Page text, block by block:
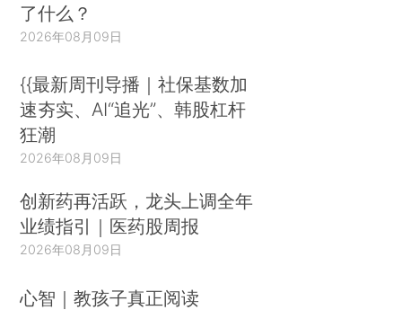
了什么？
2026年08月09日
{{最新周刊导播｜社保基数加
速夯实、AI“追光”、韩股杠杆
狂潮
2026年08月09日
创新药再活跃，龙头上调全年
业绩指引｜医药股周报
2026年08月09日
心智｜教孩子真正阅读